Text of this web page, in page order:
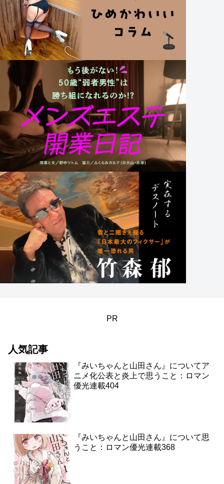
PR
人気記事
『みいちゃんと山田さん』についてア
ニメ化公表と炎上で思うこと：ロマン
優光連載404
『みいちゃんと山田さん』について思
うこと：ロマン優光連載368